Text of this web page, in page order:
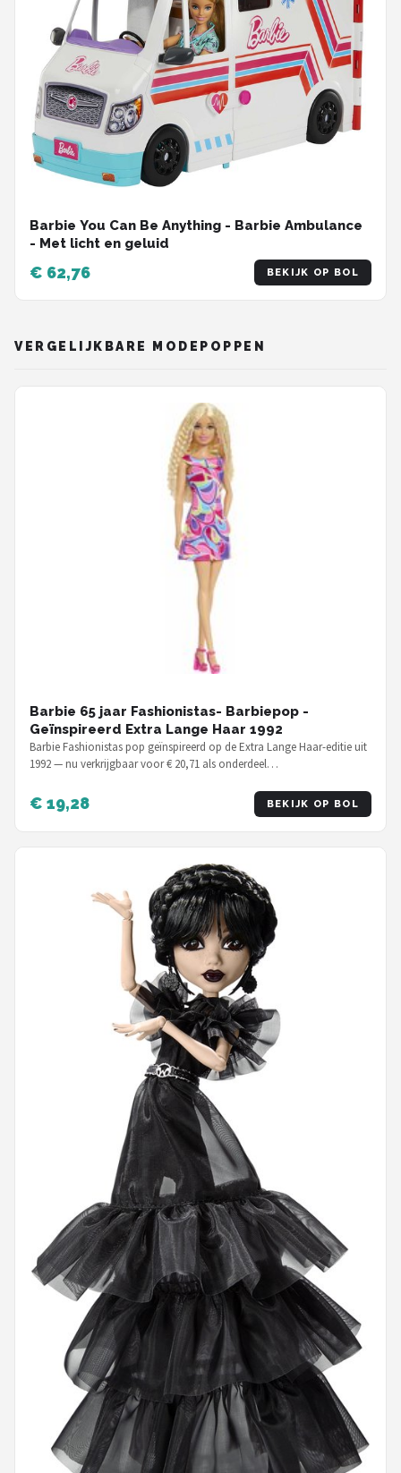
Barbie You Can Be Anything - Barbie Ambulance
- Met licht en geluid
€ 62,76 BEKIJK OP BOL
VERGELIJKBARE MODEPOPPEN
Barbie 65 jaar Fashionistas- Barbiepop -
Geïnspireerd Extra Lange Haar 1992
Barbie Fashionistas pop geïnspireerd op de Extra Lange Haar-editie uit
1992 — nu verkrijgbaar voor € 20,71 als onderdeel…
€ 19,28 BEKIJK OP BOL